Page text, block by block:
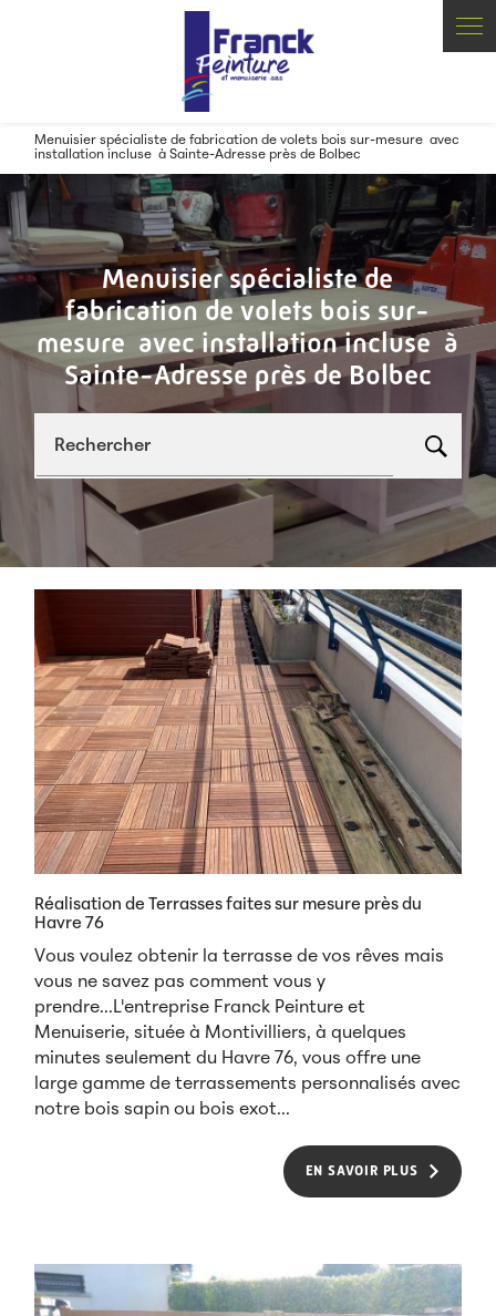
Menuisier spécialiste de fabrication de volets bois sur-mesure avec
installation incluse à Sainte-Adresse près de Bolbec
Menuisier spécialiste de
fabrication de volets bois sur-
mesure avec installation incluse à
Sainte-Adresse près de Bolbec
Rechercher
Réalisation de Terrasses faites sur mesure près du
Havre 76
Vous voulez obtenir la terrasse de vos rêves mais
vous ne savez pas comment vous y
prendre...L'entreprise Franck Peinture et
Menuiserie, située à Montivilliers, à quelques
minutes seulement du Havre 76, vous offre une
large gamme de terrassements personnalisés avec
notre bois sapin ou bois exot...
EN SAVOIR PLUS
Panneau de gestion des cookies